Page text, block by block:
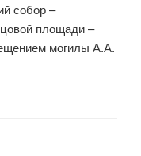
собор –
площади –
могилы А.А.